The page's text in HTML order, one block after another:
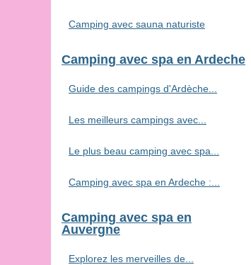
Camping avec sauna naturiste
Camping avec spa en Ardeche
Guide des campings d'Ardèche...
Les meilleurs campings avec...
Le plus beau camping avec spa...
Camping avec spa en Ardeche :...
Camping avec spa en
Auvergne
Explorez les merveilles de...